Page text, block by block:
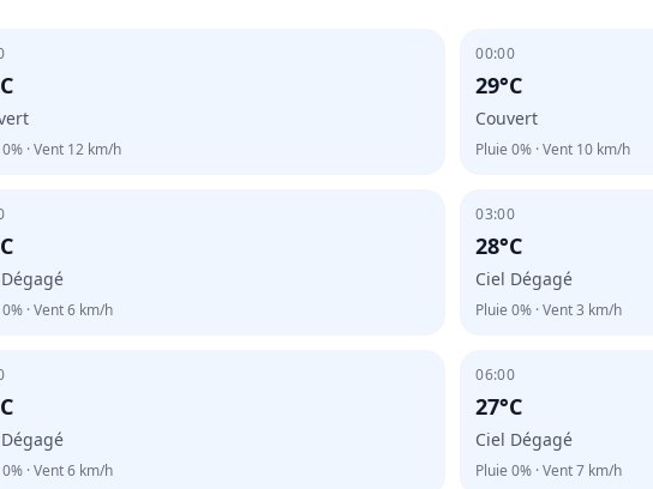
0%· Vent 12km/h
00:00
29°C
Couvert
Pluie0% · Vent 10 km/h
0%· Vent6km/h
03:00
28°C
Ciel Dégagé
Pluie0% · Vent3 km/h
0%· Vent6km/h
06:00
27°C
Ciel Dégagé
Pluie0% · Vent7 km/h